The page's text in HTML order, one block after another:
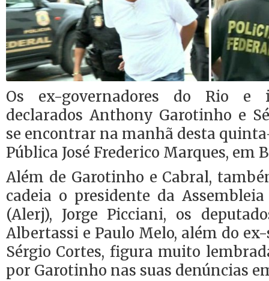
Os ex-governadores do Rio e
declarados Anthony Garotinho e
se encontrar na manhã desta
Pública José Frederico Marques, em
Além de Garotinho e Cabral,
cadeia o presidente da
(Alerj), Jorge Picciani, os
Albertassi e Paulo Melo, além do
Sérgio Cortes, figura muito
por Garotinho nas suas denúncias